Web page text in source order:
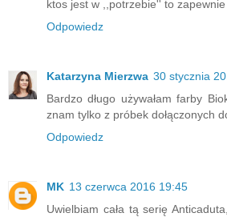
ktos jest w ,,potrzebie'' to
Odpowiedz
Katarzyna Mierzwa 30 stycznia
Bardzo długo używałam farby
znam tylko z próbek dołączonych
Odpowiedz
MK 13 czerwca 2016 19:45
Uwielbiam cała tą serię